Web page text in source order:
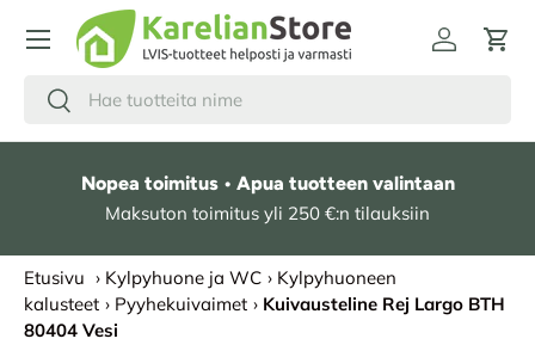
HYPPÄÄ SISÄLTÖÖN
Hae
Etsi
Kirjaudu
Nopea toimitus • Apua tuotteen valintaan
Maksuton toimitus yli 250 €:n tilauksiin
Etusivu › Kylpyhuone ja WC › Kylpyhuoneen
kalusteet › Pyyhekuivaimet › Kuivausteline Rej Largo BTH
80404 Vesi